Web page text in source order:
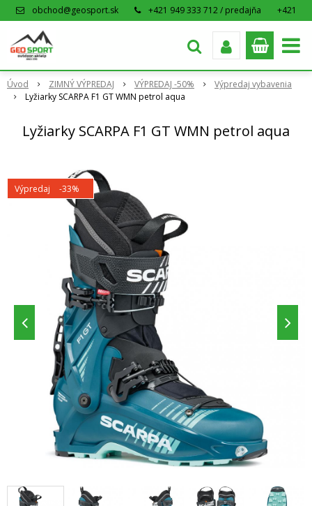
obchod@geosport.sk +421 949 333 712 / predajňa
+421
Úvod ZIMNÝ VÝPREDAJ VÝPREDAJ -50%
Výpredaj vybavenia
Lyžiarky SCARPA F1 GT WMN petrol aqua
Lyžiarky SCARPA F1 GT WMN petrol aqua
Výpredaj -33%